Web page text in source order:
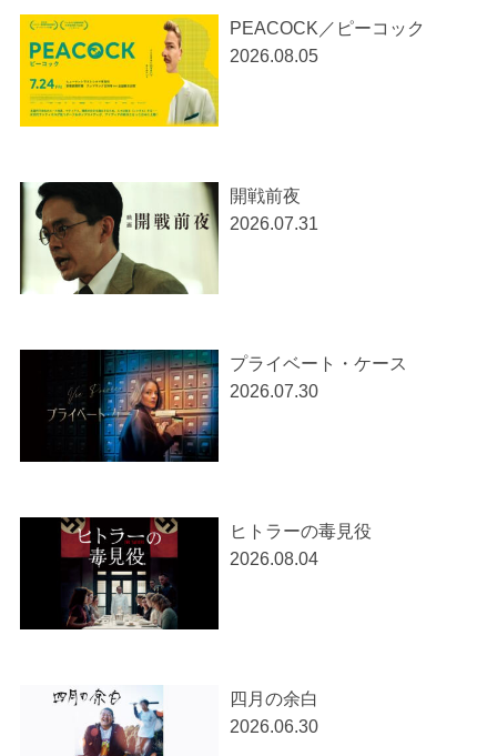
PEACOCK／ピーコック
2026.08.05
開戦前夜
2026.07.31
プライベート・ケース
2026.07.30
ヒトラーの毒見役
2026.08.04
四月の余白
2026.06.30